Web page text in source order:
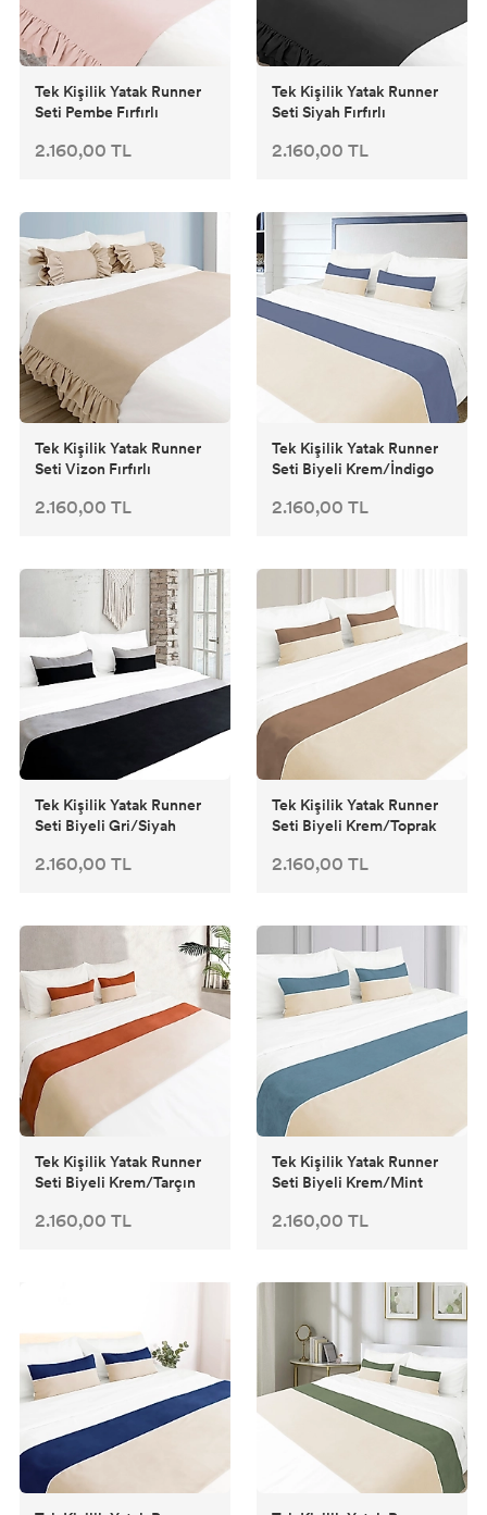
Tek Kişilik Yatak Runner
Seti Pembe Fırfırlı
2.160,00 TL
Tek Kişilik Yatak Runner
Seti Siyah Fırfırlı
2.160,00 TL
Tek Kişilik Yatak Runner
Seti Vizon Fırfırlı
2.160,00 TL
Tek Kişilik Yatak Runner
Seti Biyeli Krem/İndigo
2.160,00 TL
Tek Kişilik Yatak Runner
Seti Biyeli Gri/Siyah
2.160,00 TL
Tek Kişilik Yatak Runner
Seti Biyeli Krem/Toprak
2.160,00 TL
Tek Kişilik Yatak Runner
Seti Biyeli Krem/Tarçın
2.160,00 TL
Tek Kişilik Yatak Runner
Seti Biyeli Krem/Mint
2.160,00 TL